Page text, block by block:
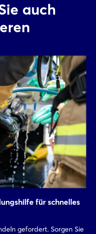
auch
für schnelles
gefordert. Sorgen Sie